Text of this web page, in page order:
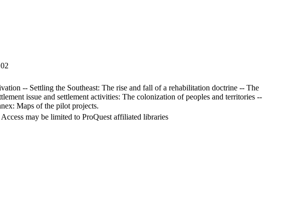
-- Settling the Southeast: The rise and fall of a rehabilitation doctrine -- The
issue and settlement activities: The colonization of peoples and territories --
Maps of the pilot projects.
may be limited to ProQuest affiliated libraries